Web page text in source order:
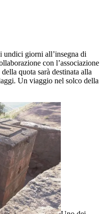
undici giorni all’insegna di
con l’associazione
della quota sarà destinata alla
Un viaggio nel solco della